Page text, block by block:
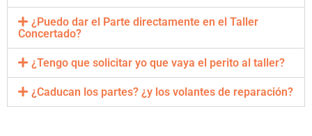
¿Puedo dar el Parte directamente en el Taller
Concertado?
¿Tengo que solicitar yo que vaya el perito al taller?
¿Caducan los partes? ¿y los volantes de reparación?